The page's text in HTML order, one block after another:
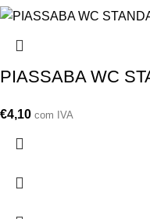
PIASSABA WC
€4,10 com IVA